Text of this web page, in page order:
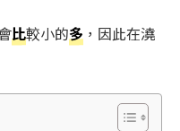
比較小的多 ，因此在澆